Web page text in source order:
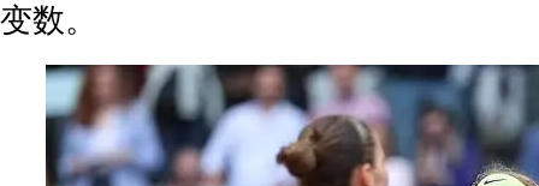
变数。